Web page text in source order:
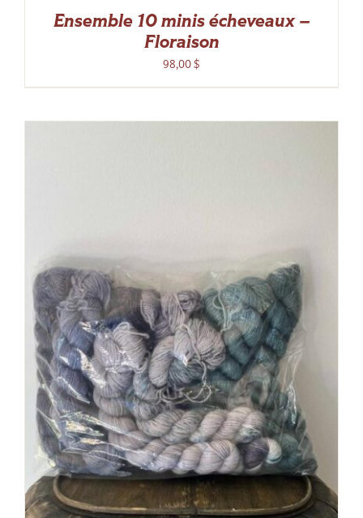
Ensemble 10 minis écheveaux –
Floraison
98,00$